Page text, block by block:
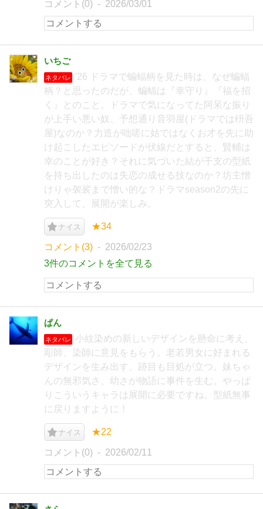
コメント(0) 2026/03/01
いちご
ネタバレ
'26 ドラマで蝙蝠柄を見た時は、なぜ蝙蝠
柄？と思ったのだが、蝙蝠は『幸守り』『福を招
く』とのこと。ドラマで気になってた阿呆な振り
が上手い悪い奴、予想通り音羽屋(ドラマでは枡吾
屋)なのか？力造が咄嗟に姑ではなくお才を先に助
け起こしたエピソードが伏線だとすると、賢輔は
幸のことが好き？それに気づいた結が干支の型紙
を持ち出したのは失恋の成せる技なのか？坊主憎
けりゃ袈裟まで憎い的な？ドラマseason2の先に
突入して、展開が楽しみ。
ナイス ★34
コメント(3)
2026/02/23
3件のコメントを全て見る
ぱん
ネタバレ
小紋染めの新しいデザインを懸命に考え、
彫師、染師に意見をもらう。老若男女に好まれる
デザインを生み出す。跡目も目処が立つ。妹ちゃ
んの無邪気さ、幼さが物語に事件を生む。やっぱ
りこういうキャラは展開に必要ですね。型紙無事
に戻りますように！
ナイス ★22
コメント(0) 2026/02/11